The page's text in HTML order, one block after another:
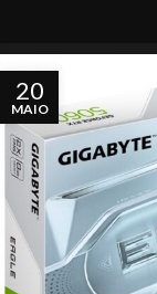
20
MAIO